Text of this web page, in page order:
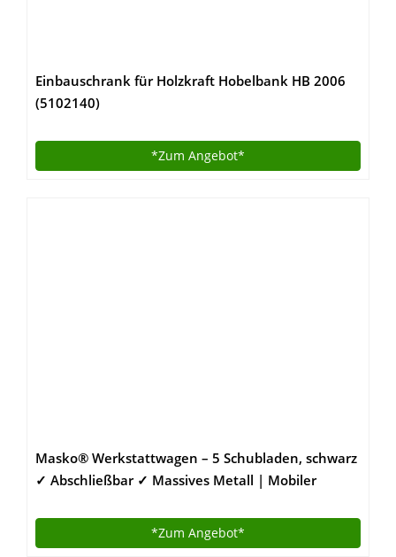
Einbauschrank für Holzkraft Hobelbank HB 2006
(5102140)
*Zum Angebot*
Masko® Werkstattwagen – 5 Schubladen, schwarz
✓ Abschließbar ✓ Massives Metall | Mobiler
Werkstatt-Wagen | Rollwagen zur
Werkzeugaufbewahrung mit Schloss |
*Zum Angebot*